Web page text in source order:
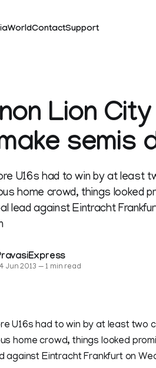
WorldContactSupport
Lion
semis
U16s had to win by at least
home crowd, things looked
lead against Eintracht
Jun 2013 —1 min read
U16s had to win by at least two
home crowd, things looked
against Eintracht Frankfurt on